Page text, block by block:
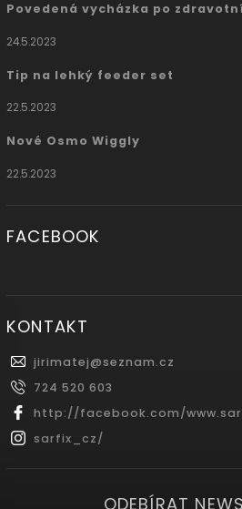
Povedená vycházka po
24.5.2023
Tip na lehký feeder set
22.5.2023
Nové Osmo Wiggly
22.5.2023
FACEBOOK
KONTAKT
jirimatej@seznam.cz
724 520 603
http://facebook.com/
sarfix_cz/
ODEBÍRAT